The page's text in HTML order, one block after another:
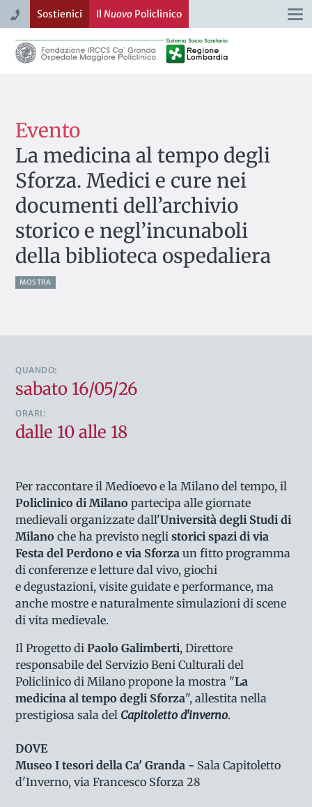
Sostienici Il NuovoPoliclinico
Evento
La medicina al tempo degli
Sforza. Medici e cure nei
documenti dell’archivio
storico e negl’incunaboli
della biblioteca ospedaliera
MOSTRA
QUANDO:
sabato 16/05/26
ORARI:
dalle 10 alle 18
Per raccontare il Medioevo e la Milano del tempo, il
Policlinico di Milano partecipa alle giornate
medievali organizzate dall'Università degli Studi di
Milano che ha previsto neglistorici spazi di via
Festa del Perdono e via Sforza un fitto programma
di conferenze e letture dal vivo, giochi
e degustazioni, visite guidate e performance, ma
anche mostre e naturalmente simulazioni di scene
di vita medievale.
Il Progetto di Paolo Galimberti, Direttore
responsabile del Servizio Beni Culturali del
Policlinico di Milano propone la mostra "La
medicina al tempo degli Sforza", allestita nella
prestigiosa sala del Capitoletto d'inverno.
DOVE
Museo I tesori della Ca' Granda - Sala Capitoletto
d'Inverno, via Francesco Sforza 28